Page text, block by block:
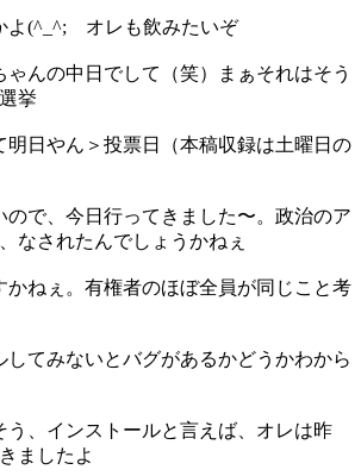
よ(^_^; オレも飲みたいぞ
ゃんの中日でして（笑）まぁそれはそう
挙
明日やん＞投票日（本稿収録は土曜日の
ので、今日行ってきました〜。政治のア
なされたんでしょうかねぇ
かねぇ。有権者のほぼ全員が同じこと考
してみないとバグがあるかどうかわから
う、インストールと言えば、オレは昨
ましたよ